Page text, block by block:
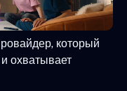
который
и охватывает